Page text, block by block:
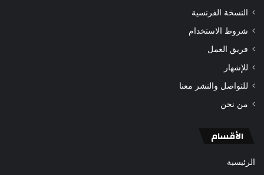
النسخة الفرنسية
شروط الاستخدام
فريق العمل
للإشهار
للتواصل والنشر معنا
من نحن
الأقسام
الرئيسية